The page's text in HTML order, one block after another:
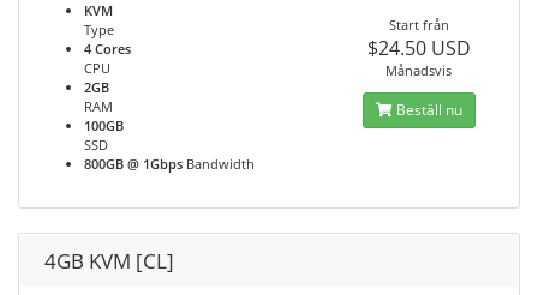
KVM
Type
4 Cores
CPU
2GB
RAM
100GB
SSD
800GB @ 1Gbps Bandwidth
Start från
$24.50 USD
Månadsvis
Beställ nu
4GB KVM [CL]